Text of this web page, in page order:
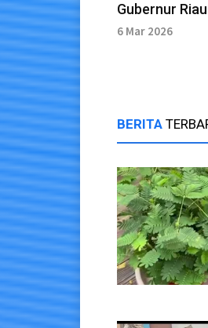
Gubernur
Bantuan
6 Mar 2026
BERITA